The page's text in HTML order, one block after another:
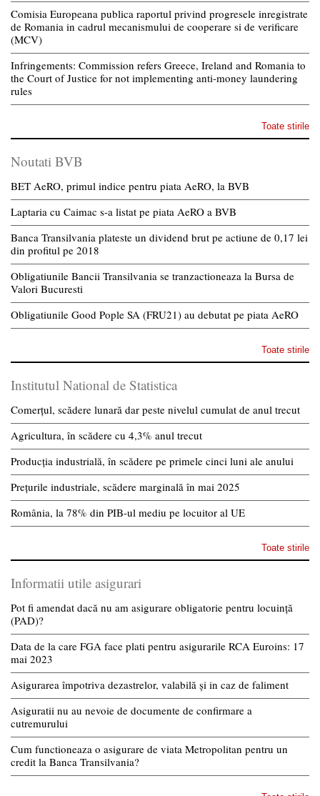
Comisia Europeana publica raportul privind progresele inregistrate
de Romania in cadrul mecanismului de cooperare si de verificare
(MCV)
Infringements: Commission refers Greece, Ireland and Romania to
the Court of Justice for not implementing anti-money laundering
rules
Toate stirile
Noutati BVB
BET AeRO, primul indice pentru piata AeRO, la BVB
Laptaria cu Caimac s-a listat pe piata AeRO a BVB
Banca Transilvania plateste un dividend brut pe actiune de 0,17 lei
din profitul pe 2018
Obligatiunile Bancii Transilvania se tranzactioneaza la Bursa de
Valori Bucuresti
Obligatiunile Good Pople SA (FRU21) au debutat pe piata AeRO
Toate stirile
Institutul National de Statistica
Comerțul, scădere lunară dar peste nivelul cumulat de anul trecut
Agricultura, în scădere cu 4,3% anul trecut
Producția industrială, în scădere pe primele cinci luni ale anului
Prețurile industriale, scădere marginală în mai 2025
România, la 78% din PIB-ul mediu pe locuitor al UE
Toate stirile
Informatii utile asigurari
Pot fi amendat dacă nu am asigurare obligatorie pentru locuință
(PAD)?
Data de la care FGA face plati pentru asigurarile RCA Euroins: 17
mai 2023
Asigurarea împotriva dezastrelor, valabilă și in caz de faliment
Asiguratii nu au nevoie de documente de confirmare a
cutremurului
Cum functioneaza o asigurare de viata Metropolitan pentru un
credit la Banca Transilvania?